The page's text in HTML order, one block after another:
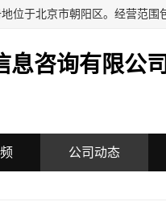
息咨询有限公司
公司动态